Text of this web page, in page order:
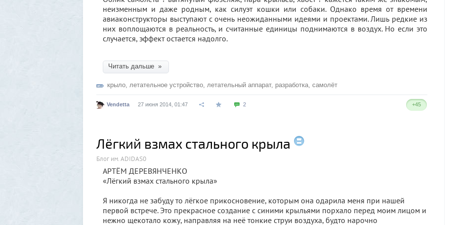
неизменным и даже родным, как силуэт кошки или собаки. Однако время от времени
авиаконструкторы выступают с очень неожиданными идеями и проектами. Лишь редкие из
них воплощаются в реальность, и считанные единицы поднимаются в воздух. Но если это
случается, эффект остается надолго.
Читать дальше »
крыло, летательное устройство, летательный аппарат, разработка, самолёт
Vendetta 27 июня 2014, 01:47 2 +45
Лёгкий взмах стального крыла
Блог им. ADIDAS0
АРТЁМ ДЕРЕВЯНЧЕНКО
«Лёгкий взмах стального крыла»
Я никогда не забуду то лёгкое прикосновение, которым она одарила меня при нашей
первой встрече. Это прекрасное создание с синими крыльями порхало перед моим лицом и
нежно щекотало кожу, направляя на неё тонкие струи воздуха, будто нарочно